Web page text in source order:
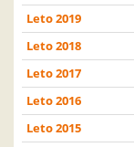
Leto 2019
Leto 2018
Leto 2017
Leto 2016
Leto 2015